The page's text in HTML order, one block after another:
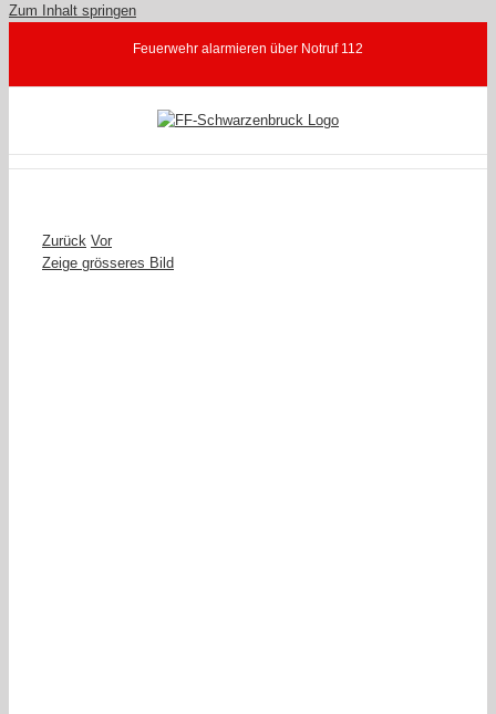
Zum Inhalt springen
Feuerwehr alarmieren über Notruf 112
Zurück Vor
Zeige grösseres Bild